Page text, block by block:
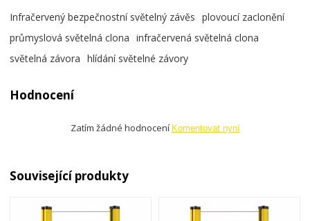
Infračervený bezpečnostní světelný závěs
plovoucí zaclonění
průmyslová světelná clona
infračervená světelná clona
světelná závora
hlídání světelné závory
Hodnocení
Zatím žádné hodnocení Komentovat nyní
Související produkty